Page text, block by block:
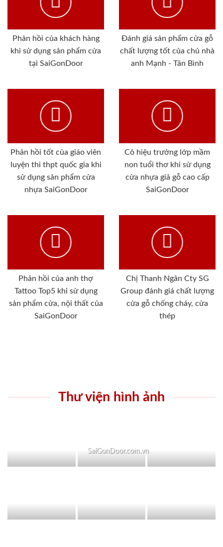
Phản hồi của khách hàng
khi sử dụng sản phẩm cửa
tại SaiGonDoor
Đánh giá sản phẩm cửa gỗ
chất lượng tốt của chủ nhà
anh Mạnh - Tân Bình
Phản hồi tốt của giáo viên
luyện thi thpt quốc gia khi
sử dụng sản phẩm cửa
nhựa SaiGonDoor
Cô hiệu trưởng lớp mầm
non tuổi thơ khi sử dụng
cửa nhựa giả gỗ cao cấp
SaiGonDoor
Phản hồi của anh thợ
Tattoo Top5 khi sử dụng
sản phẩm cửa, nội thất của
SaiGonDoor
Chị Thanh Ngân Cty SG
Group đánh giá chất lượng
cửa gỗ chống cháy, cửa
thép
Thư viện hình ảnh
SaiGonDoor.com.vn